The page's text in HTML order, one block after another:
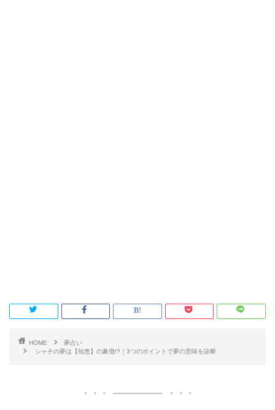
HOME
夢占い
シャチの夢は【知恵】の象徴!?｜3つのポイントで夢の意味を診断